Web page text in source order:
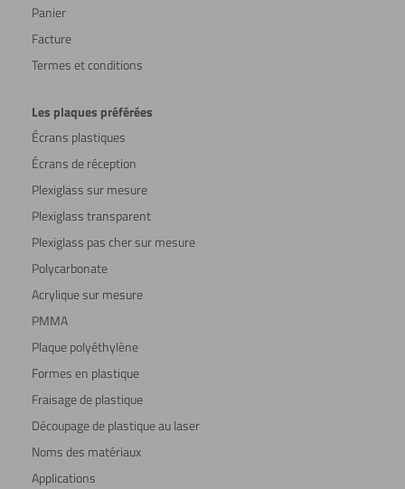
Panier
Facture
Termes et conditions
Les plaques préférées
Écrans plastiques
Écrans de réception
Plexiglass sur mesure
Plexiglass transparent
Plexiglass pas cher sur mesure
Polycarbonate
Acrylique sur mesure
PMMA
Plaque polyéthylène
Formes en plastique
Fraisage de plastique
Découpage de plastique au laser
Noms des matériaux
Applications